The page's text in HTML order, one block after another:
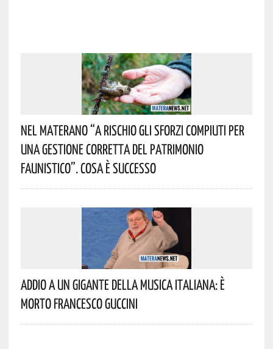
Nel Materano “a Rischio Gli Sforzi Compiuti Per
Una Gestione Corretta Del Patrimonio
Faunistico”. Cosa È Successo
Addio A Un Gigante Della Musica Italiana: È
Morto Francesco Guccini